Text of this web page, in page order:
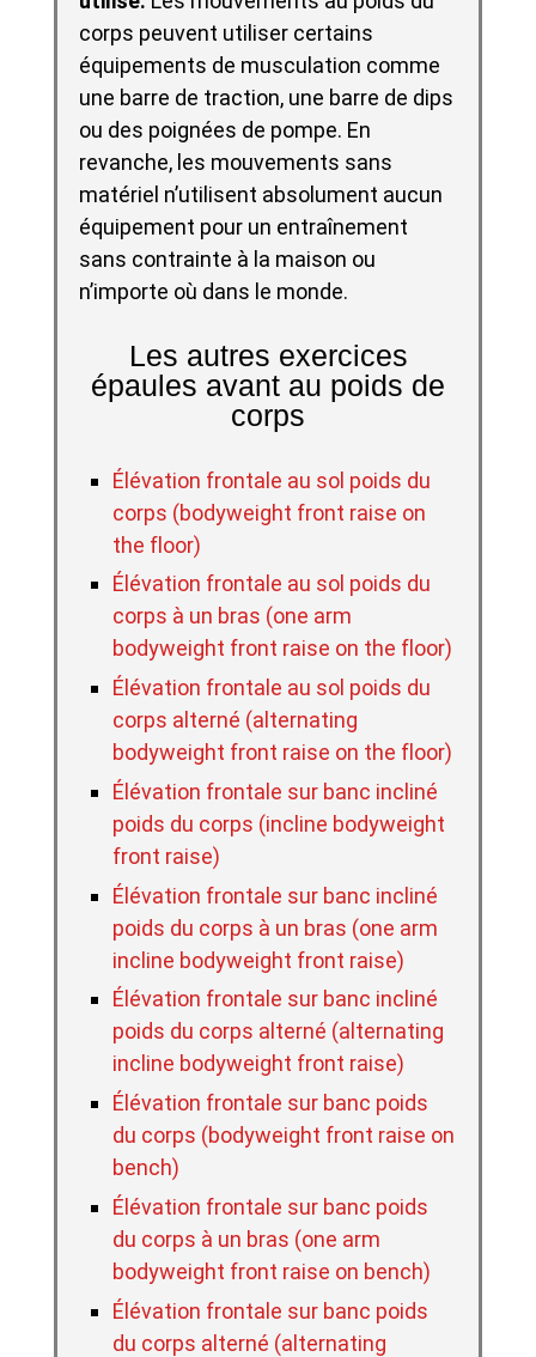
corps peuvent utiliser certains
équipements de musculation comme
une barre de traction, une barre de dips
ou des poignées de pompe. En
revanche, les mouvements sans
matériel n’utilisent absolument aucun
équipement pour un entraînement
sans contrainte à la maison ou
n’importe où dans le monde.
Les autres exercices
épaules avant au poids de
corps
Élévation frontale au sol poids du
corps (bodyweight front raise on
the floor)
Élévation frontale au sol poids du
corps à un bras (one arm
bodyweight front raise on the floor)
Élévation frontale au sol poids du
corps alterné (alternating
bodyweight front raise on the floor)
Élévation frontale sur banc incliné
poids du corps (incline bodyweight
front raise)
Élévation frontale sur banc incliné
poids du corps à un bras (one arm
incline bodyweight front raise)
Élévation frontale sur banc incliné
poids du corps alterné (alternating
incline bodyweight front raise)
Élévation frontale sur banc poids
du corps (bodyweight front raise on
bench)
Élévation frontale sur banc poids
du corps à un bras (one arm
bodyweight front raise on bench)
Élévation frontale sur banc poids
du corps alterné (alternating